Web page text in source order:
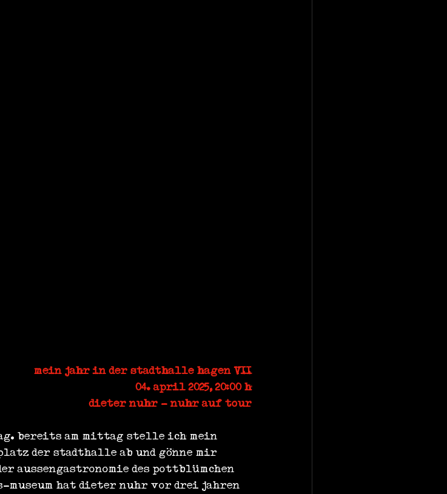
mein jahr in der stadthalle hagen VII
04. april 2025, 20:00 h
dieter nuhr - nuhr auf tour
bereits am mittag stelle ich mein
der stadthalle ab und gönne mir
aussengastronomie des pottblümchen
museum hat dieter nuhr vor drei jahren